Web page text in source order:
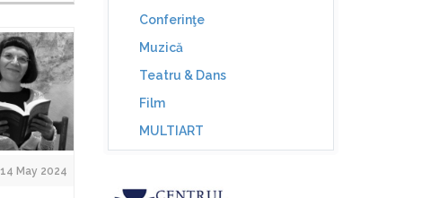
14 May 2024
Conferinţe
Muzică
Teatru & Dans
Film
MULTIART